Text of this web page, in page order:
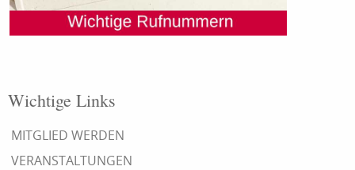
Wichtige Links
MITGLIED WERDEN
VERANSTALTUNGEN